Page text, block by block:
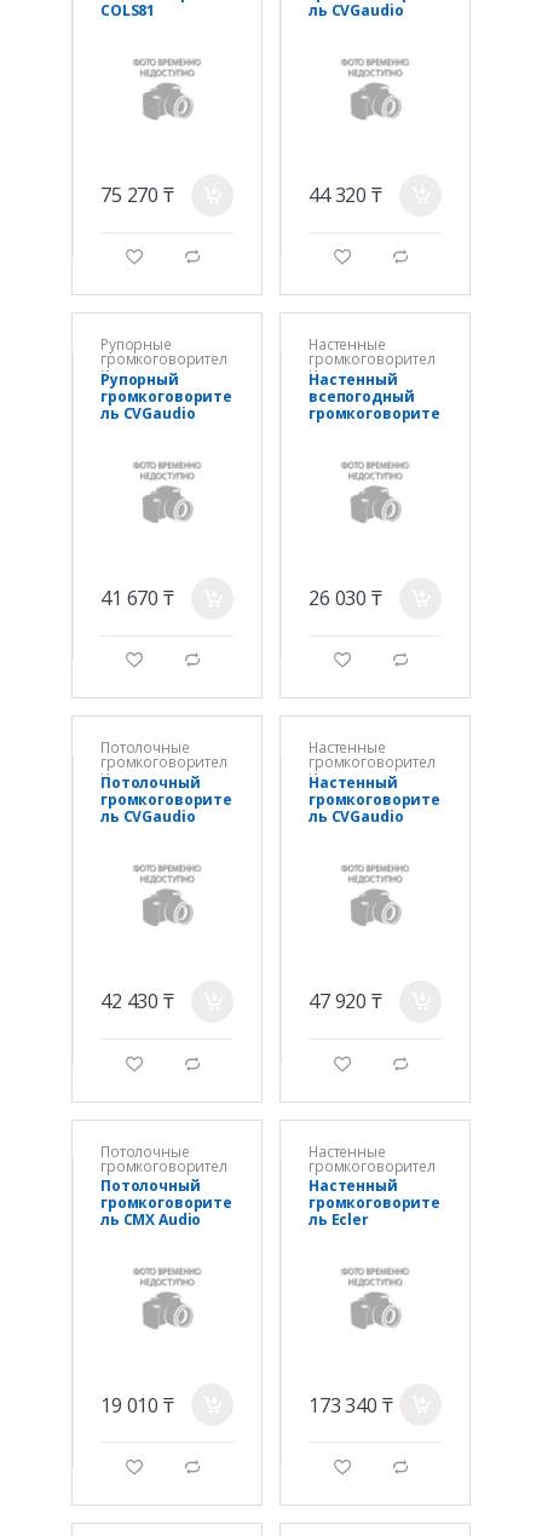
COLS81
75 270 ₸
g d
ль CVGaudio
44 320 ₸
g d
Рупорные
громкоговорител
и
Рупорный
громкоговорите
ль CVGaudio
41 670 ₸
g d
Настенные
громкоговорител
и
Настенный
всепогодный
громкоговорите
40W(100V)
26 030 ₸
g d
Потолочные
громкоговорител
и
Потолочный
громкоговорите
ль CVGaudio
42 430 ₸
g d
Настенные
громкоговорител
и
Настенный
громкоговорите
ль CVGaudio
47 920 ₸
g d
Потолочные
громкоговорител
и
Потолочный
громкоговорите
ль CMX Audio
6,5"+1"
19 010 ₸
g d
Настенные
громкоговорител
и
Настенный
громкоговорите
ль Ecler
место).
30W(100V)
173 340 ₸
g d